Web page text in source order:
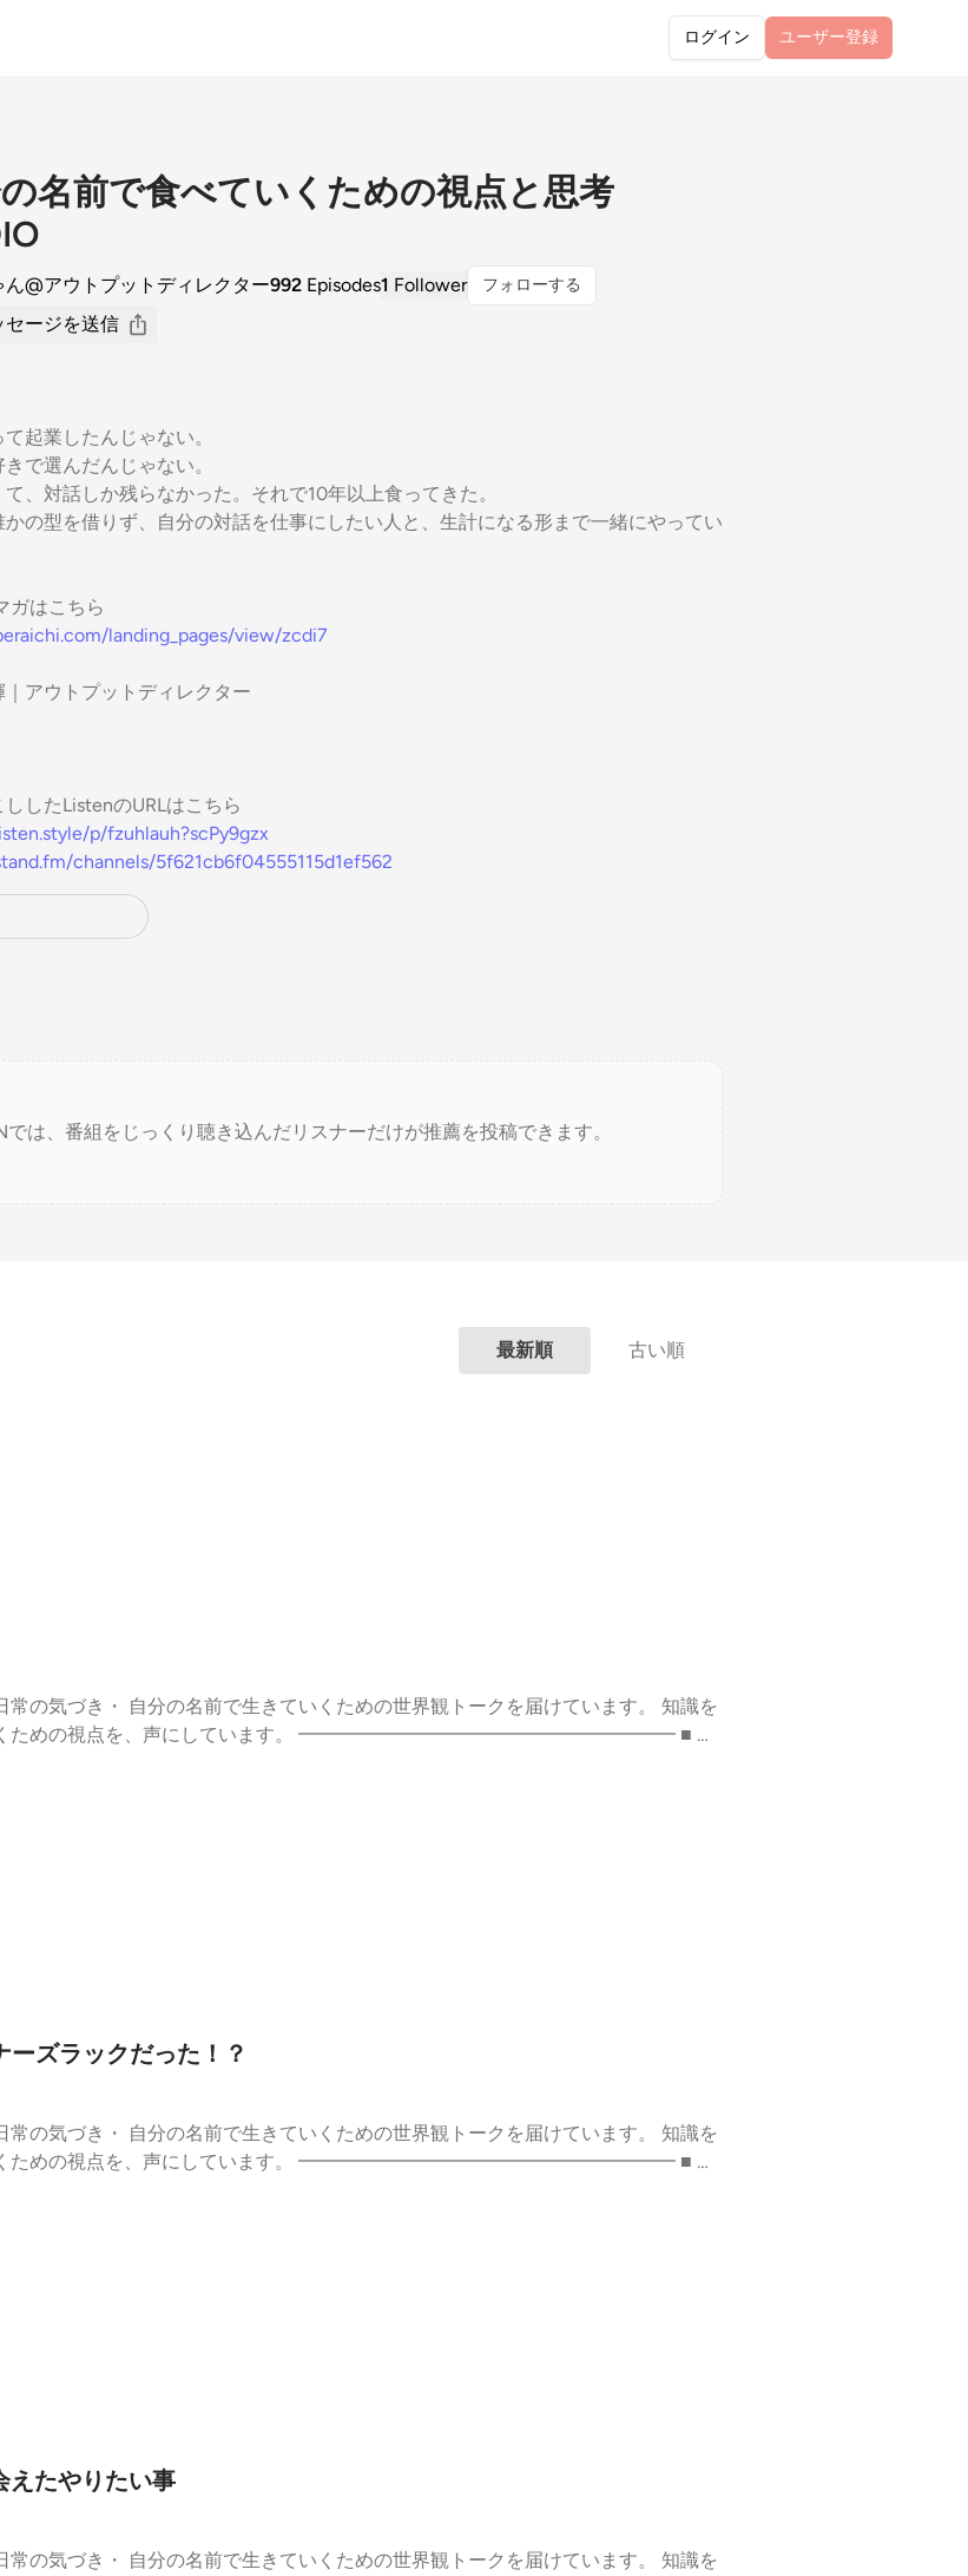
ログイン ユーザー登録
名前で食べていくための視点と思考
ん@アウトプットディレクター992 Episodes1 Follower フォローする
セージを送信
起業したんじゃない。
で選んだんじゃない。
、対話しか残らなかった。それで10年以上食ってきた。
かの型を借りず、自分の対話を仕事にしたい人と、生計になる形まで一緒にやってい
ガはこちら
landing_pages/view/zcdi7
｜アウトプットディレクター
したListenのURLはこちら
p/fzuhlauh?scPy9gzx
channels/5f621cb6f04555115d1ef562
では、番組をじっくり聴き込んだリスナーだけが推薦を投稿できます。
最新順 古い順
気づき・ 自分の名前で生きていくための世界観トークを届けています。 知識を
にしています。 ━━━━━━━━━━━━━━━━━━━━ ■ ま
個人ビジネス #起業 #フリーランス #発信 #情報発信 #コーチング #個人事業主 #ビ
この放送にいいね・コメント・レター送信ができます。 https://stand.fm/channels/
ズラックだった！？
気づき・ 自分の名前で生きていくための世界観トークを届けています。 知識を
にしています。 ━━━━━━━━━━━━━━━━━━━━ ■ ま
個人ビジネス #起業 #フリーランス #発信 #情報発信 #コーチング #個人事業主 #ビ
この放送にいいね・コメント・レター送信ができます。 https://stand.fm/channels/
えたやりたい事
気づき・ 自分の名前で生きていくための世界観トークを届けています。 知識を